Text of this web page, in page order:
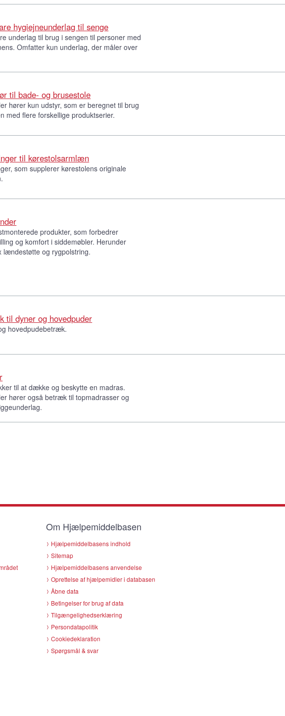
hygiejneunderlag til senge
underlag til brug i sengen til personer med
Omfatter kun underlag, der måler over
til bade- og brusestole
hører kun udstyr, som er beregnet til brug
med flere forskellige produktserier.
til kørestolsarmlæn
som supplerer kørestolens originale
produkter, som forbedrer
og komfort i siddemøbler. Herunder
lændestøtte og rygpolstring.
til dyner og hovedpuder
hovedpudebetræk.
til at dække og beskytte en madras.
hører også betræk til topmadrasser og
Om Hjælpemiddelbasen
Hjælpemiddelbasens indhold
Sitemap
Hjælpemiddelbasens anvendelse
Oprettelse af hjælpemidler i databasen
Åbne data
Betingelser for brug af data
Tilgængelighedserklæring
Persondatapolitik
Cookiedeklaration
Spørgsmål & svar